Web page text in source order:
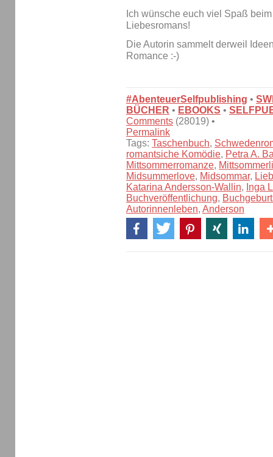
Ich wünsche euch viel Spaß
Liebesromans!
Die Autorin sammelt derweil
Romance :-)
#AbenteuerSelfpublishing •
BÜCHER • EBOOKS •
Comments (28019) •
Permalink
Tags: Taschenbuch,
romantsiche Komödie, Petra A.
Mittsommerromanze,
Midsummerlove, Midsommar,
Katarina Andersson-Wallin, Inga
Buchveröffentlichung,
Autorinnenleben, Anderson